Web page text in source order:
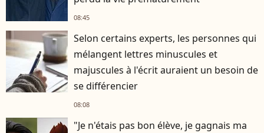
08:45
Selon certains experts, les personnes qui
mélangent lettres minuscules et
majuscules à l'écrit auraient un besoin de
se différencier
08:08
"Je n'étais pas bon élève, je gagnais ma